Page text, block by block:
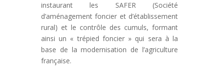
instaurant les SAFER (Société
d’aménagement foncier et d’établissement
rural) et le contrôle des cumuls, formant
ainsi un « trépied foncier » qui sera à la
base de la modernisation de l’agriculture
française.